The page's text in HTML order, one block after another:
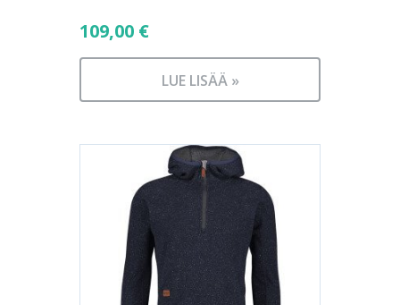
109,00 €
LUE LISÄÄ »